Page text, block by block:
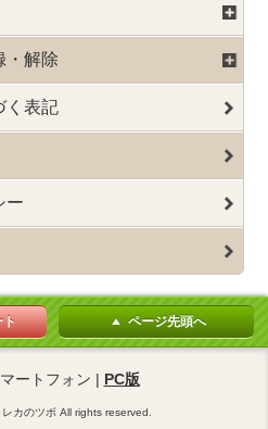
・解除
く表記
ー
ト ページ先頭へ
ートフォン | PC版
カのツボ All rights reserved.